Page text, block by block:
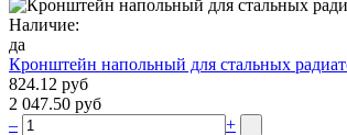
Наличие:
да
Кронштейн напольный для стальных
824.12 руб
2 047.50 руб
–
+